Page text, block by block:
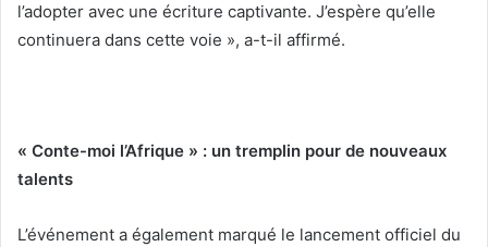
l’adopter avec une écriture captivante. J’espère qu’elle
continuera dans cette voie », a-t-il affirmé.
« Conte-moi l’Afrique » : un tremplin pour de nouveaux
talents
L’événement a également marqué le lancement officiel du